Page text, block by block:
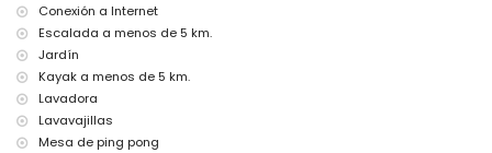
Internet (fibra óptica)
Aspiradora y plancha con tabla de planchar
Ropa de cama y toallas
Servicio de recepción y servicio de emergencia 24 horas
Tenis de mesa
Calefacción central y aire acondicionado
Instalaciones y servicios con costo adicional
Conexión a Internet
Escalada a menos de 5 km.
Jardín
Kayak a menos de 5 km.
Lavadora
Lavavajillas
Mesa de ping pong